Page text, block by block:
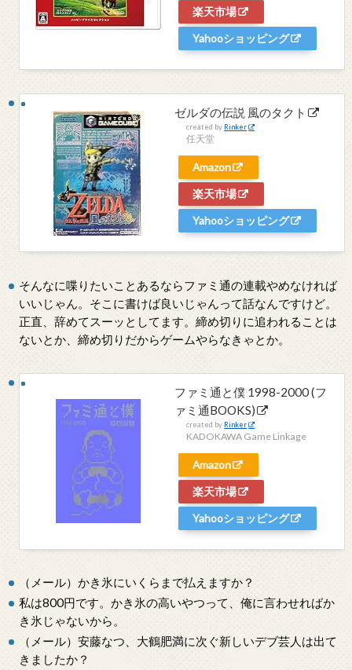
楽天市場
Yahooショッピング
ゼルダの伝説 風のタクト
created by Rinker
任天堂
Amazon
楽天市場
Yahooショッピング
そんなに喋りたいことあるならファミ通の連載やめなければ
いいじゃん。そこに書けば良いじゃんって話なんですけど。
正直、辞めてスーッとしてます。締め切りに追われることは
ないとか、締め切りだからゲームやらなきゃとか。
ファミ通と僕 1998-2000 (フ
ァミ通BOOKS)
created by Rinker
KADOKAWA Game Linkage
Amazon
楽天市場
Yahooショッピング
（メール）かき氷にいくらまで払えますか？
私は800円です。かき氷の高いやつって、俺に言わせればか
き氷じゃないから。
（メール）安藤なつ、大鶴肥満に次ぐ新しいデブ芸人は出て
きましたか？